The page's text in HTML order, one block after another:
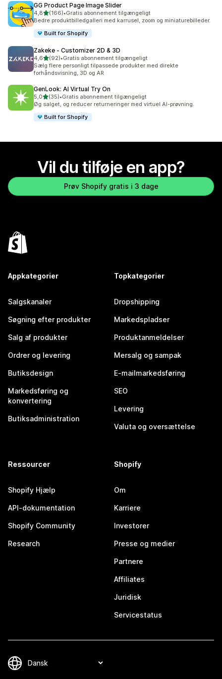
GG Product Page Image Slider
4,8ud af 5 stjerner
(166)
166 anmeldelser i alt
•Gratis abonnement tilgængeligt
Bedre produktbilledgalleri med karrusel, zoom og miniaturebilleder.
Built for Shopify
Zakeke ‑ Customizer 2D & 3D
4,6ud af 5 stjerner
(92)
92 anmeldelser i alt
•Gratis abonnement tilgængeligt
Sælg flere personligt tilpassede produkter med direkte
forhåndsvisning, 3D og AR
GenLook: AI Virtual Try On
5,0ud af 5 stjerner
(35)
35 anmeldelser i alt
•Gratis abonnement tilgængeligt
Øg salget, og reducer returneringer med virtuel AI-prøvning.
Built for Shopify
Vil du tilføje en app?
Prøv Shopify gratis i 3 dage
Appkategorier
Salgskanaler
Søgning efter produkter
Salg af produkter
Ordrer og levering
Butiksdesign
Markedsføring og
konvertering
Butiksadministration
Topkategorier
Dropshipping
Markedspladser
Produktanmeldelser
Mersalg og sampak
E-mailmarkedsføring
SEO
Levering
Valuta og oversættelse
Ressourcer
Shopify Hjælp
API-dokumentation
Shopify Community
Research
Shopify
Om
Karriere
Investorer
Presse og medier
Partnere
Affiliates
Juridisk
Servicestatus